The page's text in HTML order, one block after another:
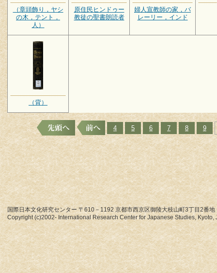
（章頭飾り，ヤシ
の木，テント，
人）
原住民ヒンドゥー
教徒の聖書朗読者
婦人宣教師の家，バ
レーリー，インド
（背）
4 5 6 7 8 9
国際日本文化研究センター 〒610－1192 京都市西京区御陵大枝山町3丁目2番地
Copyright (c)2002- International Research Center for Japanese Studies, Kyoto,